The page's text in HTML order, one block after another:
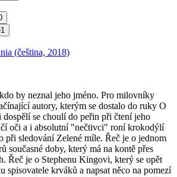
1
(čeština, 2018)
by neznal jeho jméno. Pro milovníky
autory, kterým se dostalo do ruky O
dospělí se choulí do peřin při čtení jeho
oči a i absolutní "nečtivci" roní krokodýlí
při sledování Zelené míle. Řeč je o jednom
současné doby, který má na kontě přes
Řeč je o Stephenu Kingovi, který se opět
spisovatele krváků a napsat něco na pomezí